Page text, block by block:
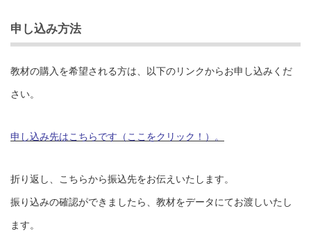
申し込み方法
教材の購入を希望される方は、以下のリンクからお申し込みくだ
さい。
申し込み先はこちらです（ここをクリック！）。
折り返し、こちらから振込先をお伝えいたします。
振り込みの確認ができましたら、教材をデータにてお渡しいたし
ます。